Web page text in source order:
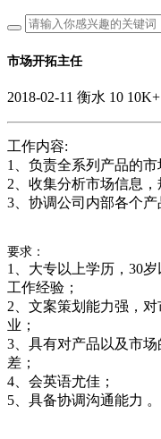
市场开拓主任
2018-02-11 衡水 10 10K+
工作内容:
1、负责全系列产品的市
2、收集分析市场信息，
3、协调公司内部各个产
要求：
1、大专以上学历，30
工作经验；
2、文案策划能力强，
业；
3、具有对产品以及市
差；
4、会英语尤佳；
5、具备协调沟通能力 。